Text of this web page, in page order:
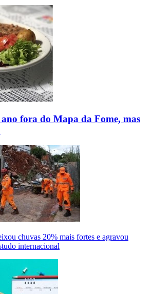
fora do Mapa da Fome, mas
chuvas 20% mais fortes e agravou
internacional